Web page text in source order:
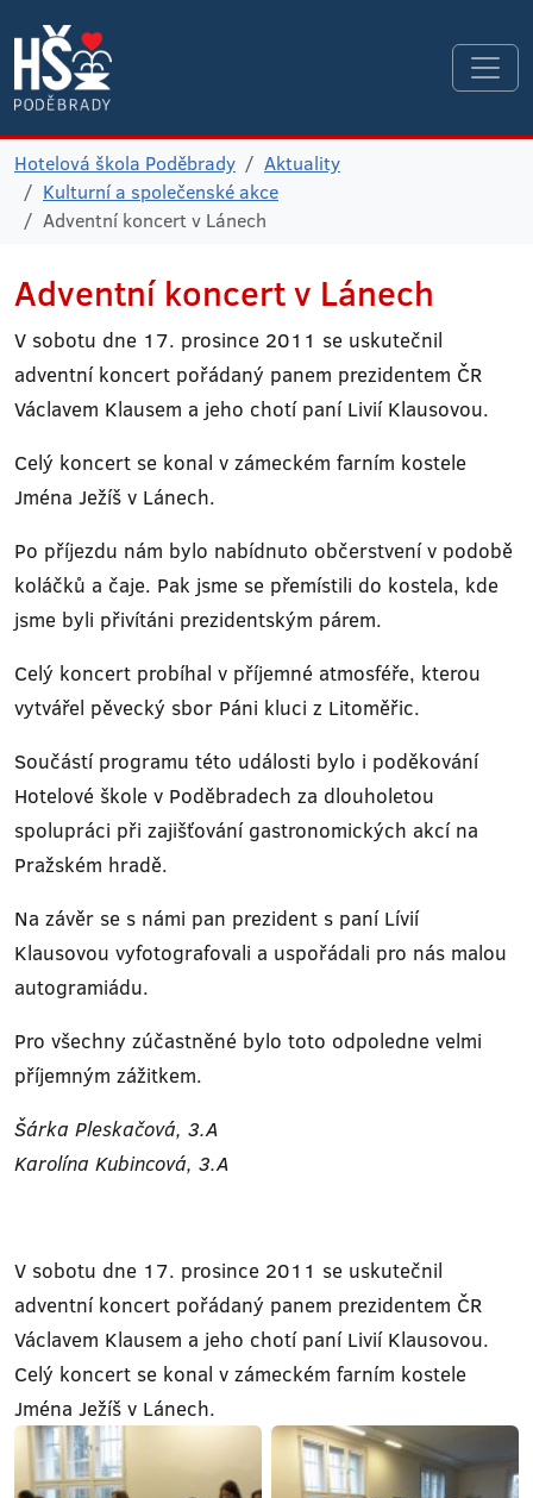
Hotelová škola Poděbrady
Aktuality
Kulturní a společenské akce
Adventní koncert v Lánech
Adventní koncert v Lánech
V sobotu dne 17. prosince 2011 se uskutečnil
adventní koncert pořádaný panem prezidentem ČR
Václavem Klausem a jeho chotí paní Livií Klausovou.
Celý koncert se konal v zámeckém farním kostele
Jména Ježíš v Lánech.
Po příjezdu nám bylo nabídnuto občerstvení v podobě
koláčků a čaje. Pak jsme se přemístili do kostela, kde
jsme byli přivítáni prezidentským párem.
Celý koncert probíhal v příjemné atmosféře, kterou
vytvářel pěvecký sbor Páni kluci z Litoměřic.
Součástí programu této události bylo i poděkování
Hotelové škole v Poděbradech za dlouholetou
spolupráci při zajišťování gastronomických akcí na
Pražském hradě.
Na závěr se s námi pan prezident s paní Lívií
Klausovou vyfotografovali a uspořádali pro nás malou
autogramiádu.
Pro všechny zúčastněné bylo toto odpoledne velmi
příjemným zážitkem.
Šárka Pleskačová, 3.A
Karolína Kubincová, 3.A
V sobotu dne 17. prosince 2011 se uskutečnil
adventní koncert pořádaný panem prezidentem ČR
Václavem Klausem a jeho chotí paní Livií Klausovou.
Celý koncert se konal v zámeckém farním kostele
Jména Ježíš v Lánech.